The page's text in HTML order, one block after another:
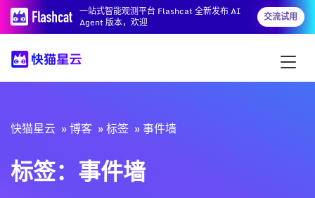
一站式智能观测平台 Flashcat 全新发布 AI
Agent 版本，欢迎
交流试用
快猫星云 博客 标签 事件墙
标签：事件墙